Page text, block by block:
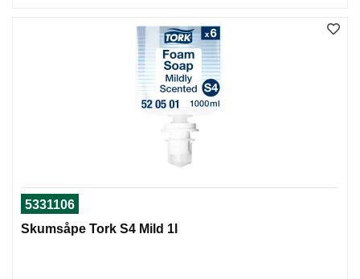
5331106
Skumsåpe Tork S4 Mild 1l